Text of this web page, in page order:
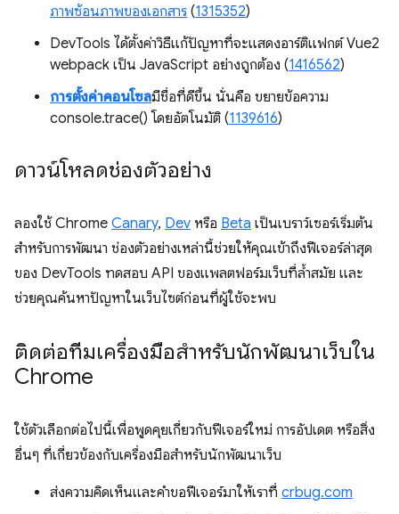
ภาพซ้อนภาพของเอกสาร (1315352)
DevTools ได้ตั้งค่าวิธีแก้ปัญหาที่จะแสดงอาร์ติแฟกต์ Vue2
webpack เป็น JavaScript อย่างถูกต้อง (1416562)
การตั้งค่าคอนโซลมีชื่อที่ดีขึ้น นั่นคือ ขยายข้อความ
console.trace() โดยอัตโนมัติ (1139616)
ดาวน์โหลดช่องตัวอย่าง
ลองใช้ Chrome Canary, Dev หรือ Beta เป็นเบราว์เซอร์เริ่มต้น
สำหรับการพัฒนา ช่องตัวอย่างเหล่านี้ช่วยให้คุณเข้าถึงฟีเจอร์ล่าสุด
ของ DevTools ทดสอบ API ของแพลตฟอร์มเว็บที่ล้ำสมัย และ
ช่วยคุณค้นหาปัญหาในเว็บไซต์ก่อนที่ผู้ใช้จะพบ
ติดต่อทีมเครื่องมือสำหรับนักพัฒนาเว็บใน
Chrome
ใช้ตัวเลือกต่อไปนี้เพื่อพูดคุยเกี่ยวกับฟีเจอร์ใหม่ การอัปเดต หรือสิ่ง
อื่นๆ ที่เกี่ยวข้องกับเครื่องมือสำหรับนักพัฒนาเว็บ
ส่งความคิดเห็นและคำขอฟีเจอร์มาให้เราที่ crbug.com